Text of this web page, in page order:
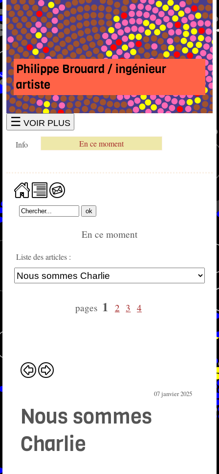
Philippe Brouard / ingénieur
artiste
☰ VOIR PLUS
Info En ce moment
En ce moment
Liste des articles :
pages 1 2 3 4
07 janvier 2025
Nous sommes
Charlie